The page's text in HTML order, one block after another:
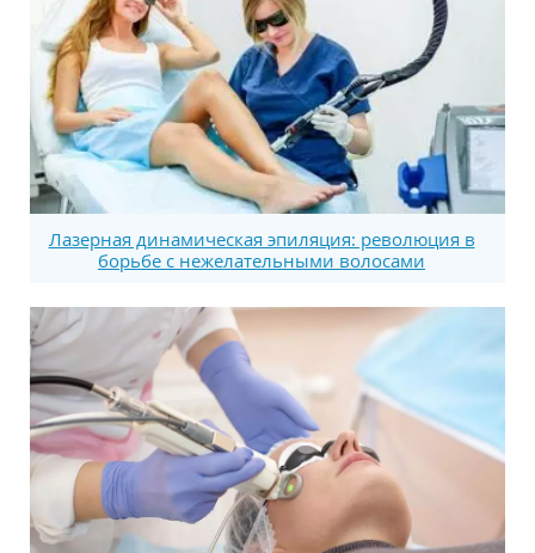
Лазерная динамическая эпиляция: революция в
борьбе с нежелательными волосами